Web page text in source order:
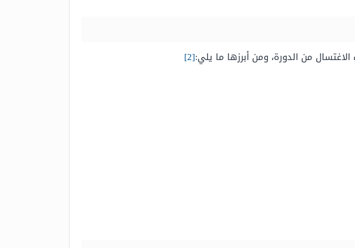
من الدورة، ومن أبرزها ما يلي:[2]